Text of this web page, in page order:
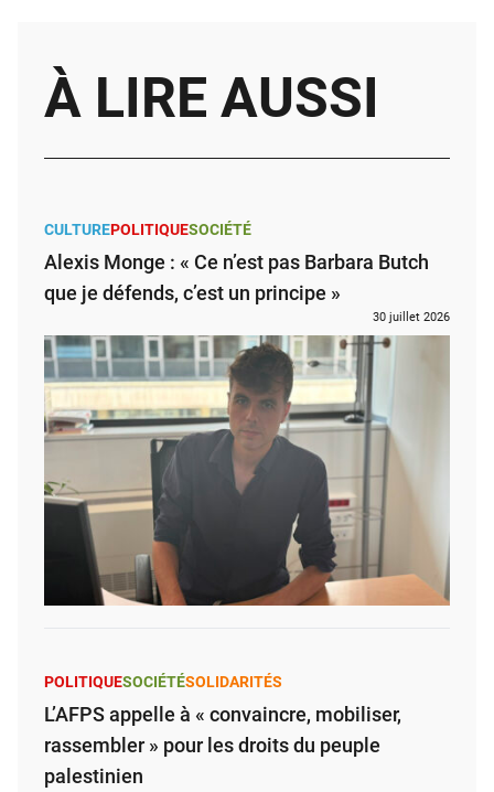
À LIRE AUSSI
CULTUREPOLITIQUESOCIÉTÉ
Alexis Monge : « Ce n’est pas Barbara Butch
que je défends, c’est un principe »
30 juillet 2026
POLITIQUESOCIÉTÉSOLIDARITÉS
L’AFPS appelle à « convaincre, mobiliser,
rassembler » pour les droits du peuple
palestinien